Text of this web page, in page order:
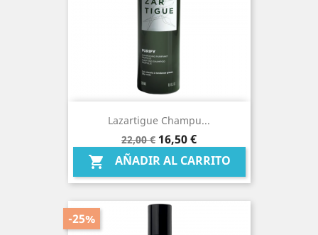
Lazartigue Champu...
Precio
base
22,00 € Precio
16,50 €
 AÑADIR AL CARRITO
-25%